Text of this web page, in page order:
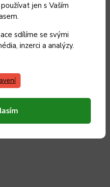
jen s Vaším
sdílíme se svými
inzerci a analýzy.